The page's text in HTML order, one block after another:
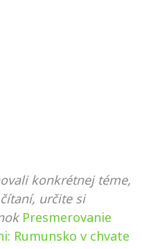
konkrétnej téme,
určite si
Presmerovanie
Rumunsko v chvate